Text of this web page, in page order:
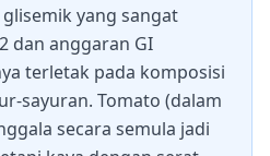
yang sangat
dan anggaran GI
terletak pada komposisi
sayuran. Tomato (dalam
secara semula jadi